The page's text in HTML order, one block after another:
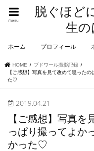
脱ぐほど
生
menu
ホーム プロフィール
HOME
ブドワール撮影記録
【ご感想】写真を見て改めて思った
た♡
2019.04.21
【ご感想】写真を
っぱり撮ってよか
かった♡